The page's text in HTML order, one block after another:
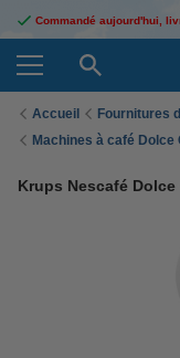
Commandé aujourd'hui,
Accueil Fournitures
Machines à café Dolce
Krups Nescafé